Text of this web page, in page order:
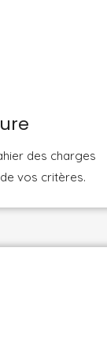
des charges
vos critères.